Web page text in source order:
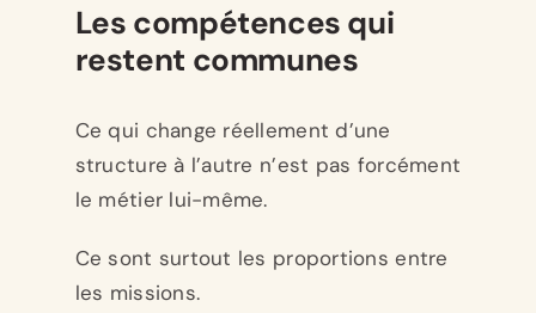
Les compétences qui
restent communes
Ce qui change réellement d’une
structure à l’autre n’est pas forcément
le métier lui-même.
Ce sont surtout les proportions entre
les missions.